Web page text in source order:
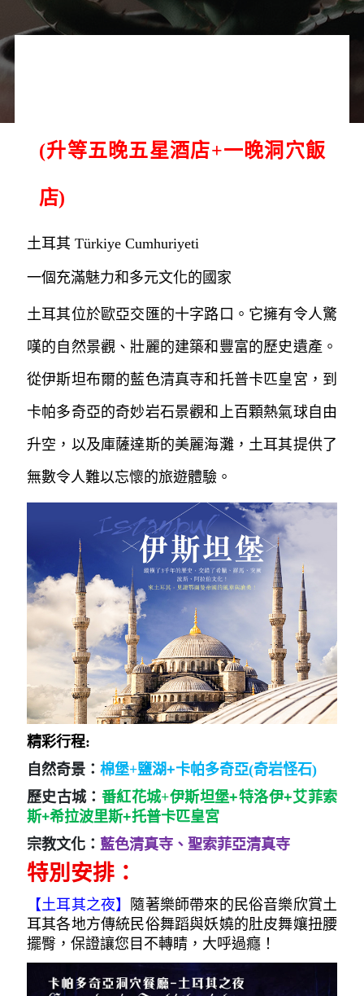
(升等五晚五星酒店+一晚洞穴飯
店)
土耳其 Türkiye Cumhuriyeti
一個充滿魅力和多元文化的國家
土耳其位於歐亞交匯的十字路口。它擁有令人驚
嘆的自然景觀、壯麗的建築和豐富的歷史遺產。
從伊斯坦布爾的藍色清真寺和托普卡匹皇宮，到
卡帕多奇亞的奇妙岩石景觀和上百顆熱氣球自由
升空，以及庫薩達斯的美麗海灘，土耳其提供了
無數令人難以忘懷的旅遊體驗。
精彩行程:
自然奇景： 棉堡+鹽湖+卡帕多奇亞(奇岩怪石)
歷史古城： 番紅花城+伊斯坦堡+特洛伊+艾菲索
斯+希拉波里斯+托普卡匹皇宮
宗教文化： 藍色清真寺、聖索菲亞清真寺
特別安排：
【土耳其之夜】
隨著樂師帶來的民俗音樂欣賞土
耳其各地方傳統民俗舞蹈與妖嬈的肚皮舞孃扭腰
擺臀，保證讓您目不轉睛，大呼過癮！